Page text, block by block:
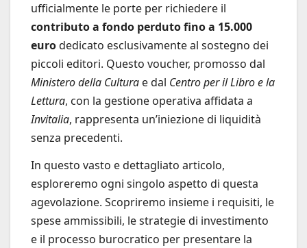
ufficialmente le porte per richiedere il
contributo a fondo perduto fino a 15.000
eurodedicato esclusivamente al sostegno dei
piccoli editori. Questo voucher, promosso dal
Ministero della Cultura e dal Centro per il Libro e la
Lettura, con la gestione operativa affidata a
Invitalia, rappresenta un’iniezione di liquidità
senza precedenti.
In questo vasto e dettagliato articolo,
esploreremo ogni singolo aspetto di questa
agevolazione. Scopriremo insieme i requisiti, le
spese ammissibili, le strategie di investimento
e il processo burocratico per presentare la